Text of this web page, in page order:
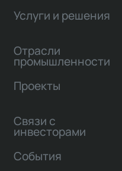
Услуги и решения
Отрасли
промышленности
Проекты
Связи с
инвесторами
События